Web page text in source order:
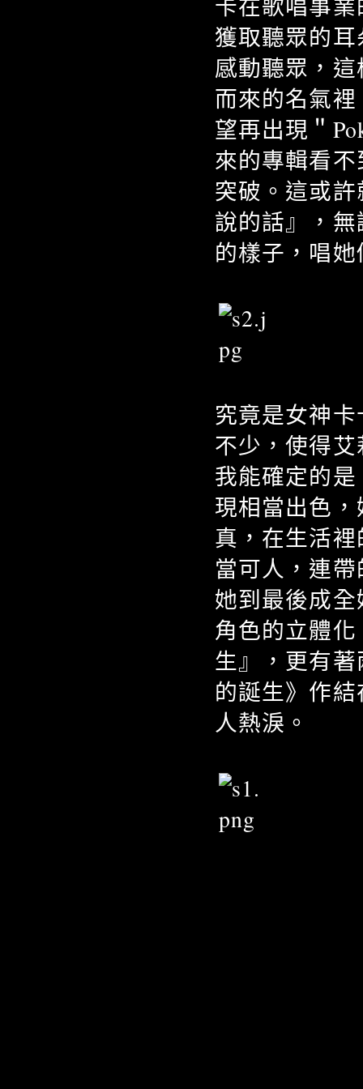
卡在歌唱事
獲取聽眾的
感動聽眾，
而來的名氣
望再出現＂
來的專輯看
突破。這或
說的話』，
的樣子，唱
究竟是女神
不少，使得
我能確定的
現相當出色
真，在生活
當可人，連
她到最後成
角色的立體
生』，更有
的誕生》作
人熱淚。